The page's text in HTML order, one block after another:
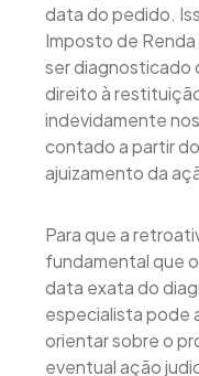
data do pedido.
Imposto de
ser diagnosticado
direito à
indevidamente
contado a partir
ajuizamento da
Para que a
fundamental que
data exata do
especialista pode
orientar sobre o
eventual ação